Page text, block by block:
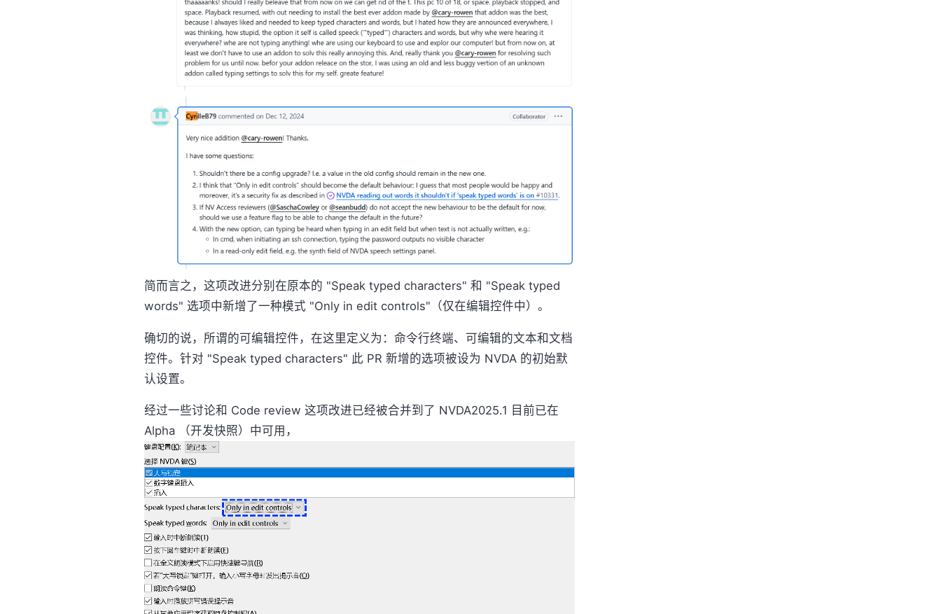
简而言之，这项改进分别在原本的 "Speak typed characters" 和 "Speak typed
words" 选项中新增了一种模式 "Only in edit controls"（仅在编辑控件中）。
确切的说，所谓的可编辑控件，在这里定义为：命令行终端、可编辑的文本和文档
控件。针对 "Speak typed characters" 此 PR 新增的选项被设为 NVDA 的初始默
认设置。
经过一些讨论和 Code review 这项改进已经被合并到了 NVDA2025.1 目前已在
Alpha （开发快照）中可用，